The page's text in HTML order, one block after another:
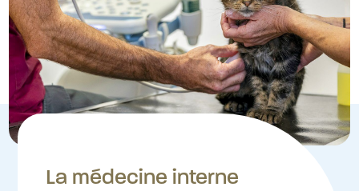
La médecine interne